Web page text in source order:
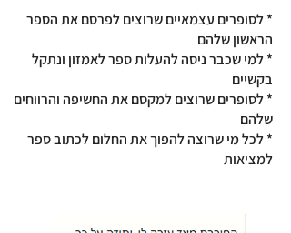
* לסופרים עצמאיים שרוצים לפרסם את הספר
הראשון שלהם
* למי שכבר ניסה להעלות ספר לאמזון ונתקל
בקשיים
* לסופרים שרוצים למקסם את החשיפה והרווחים
שלהם
* לכל מי שרוצה להפוך את החלום לכתוב ספר
למציאות